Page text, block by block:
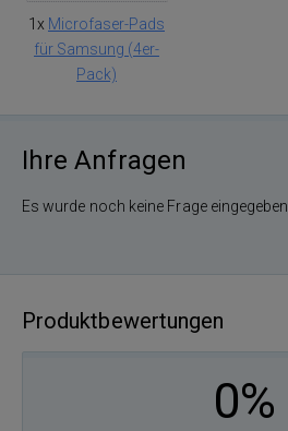
1x Microfaser-Pads
für Samsung (4er-
Pack)
Ihre Anfragen
Es wurde noch keine Frage eingegeben.
Produktbewertungen
0%